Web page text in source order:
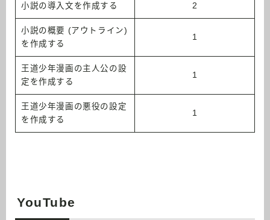
小説の導入文を作成する 2
小説の概要 (アウトライン)
を作成する
1
王道少年漫画の主人公の設
定を作成する
1
王道少年漫画の悪役の設定
を作成する
1
YouTube